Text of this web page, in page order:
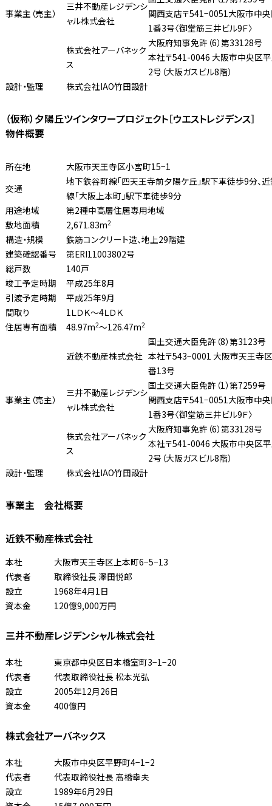
事業主（売主）
三井不動産レジデンシ
ャル株式会社
関西支店〒541−0051大阪市中
1番3号〈御堂筋三井ビル9Ｆ〉
株式会社アーバネック
ス
大阪府知事免許（6）第33128号
本社〒541-0046 大阪市中央区
2号（大阪ガスビル8階）
設計・監理
株式会社IAO竹田設計
（仮称）夕陽丘ツインタワープロジェクト［ウエストレジデンス］
物件概要
所在地
大阪市天王寺区小宮町15−1
交通
地下鉄谷町線「四天王寺前夕陽ケ丘」駅下車徒歩9分、
線「大阪上本町」駅下車徒歩9分
用途地域
第2種中高層住居専用地域
敷地面積
2,671.83m2
構造・規模
鉄筋コンクリート造、地上29階建
建築確認番号
第ERI11003802号
総戸数
140戸
竣工予定時期
平成25年8月
引渡予定時期
平成25年9月
間取り
1ＬＤＫ〜4ＬＤＫ
住居専有面積
48.97m2〜126.47m2
事業主（売主）
近鉄不動産株式会社
国土交通大臣免許（8）第3123号
本社〒543−0001 大阪市天王寺
番13号
三井不動産レジデンシ
ャル株式会社
国土交通大臣免許（1）第7259号
関西支店〒541−0051大阪市中
1番3号〈御堂筋三井ビル9Ｆ〉
株式会社アーバネック
ス
大阪府知事免許（6）第33128号
本社〒541-0046 大阪市中央区
2号（大阪ガスビル8階）
設計・監理
株式会社IAO竹田設計
事業主 会社概要
近鉄不動産株式会社
本社
大阪市天王寺区上本町6−5−13
代表者
取締役社長 澤田悦郎
設立
1968年4月1日
資本金
120億9,000万円
三井不動産レジデンシャル株式会社
本社
東京都中央区日本橋室町3−1−20
代表者
代表取締役社長 松本光弘
設立
2005年12月26日
資本金
400億円
株式会社アーバネックス
本社
大阪市中央区平野町4−1−2
代表者
代表取締役社長 髙橋幸夫
設立
1989年6月29日